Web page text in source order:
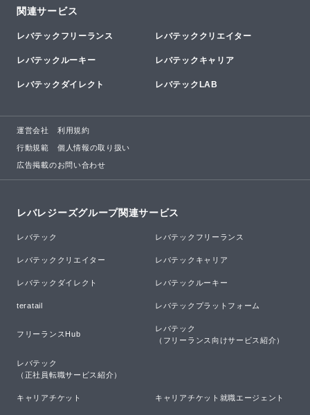
関連サービス
レバテックフリーランス レバテッククリエイター
レバテックルーキー レバテックキャリア
レバテックダイレクト レバテックLAB
運営会社 利用規約
行動規範 個人情報の取り扱い
広告掲載のお問い合わせ
レバレジーズグループ関連サービス
レバテック レバテックフリーランス
レバテッククリエイター レバテックキャリア
レバテックダイレクト レバテックルーキー
teratail レバテックプラットフォーム
フリーランスHub
レバテック
（フリーランス向けサービス紹介）
レバテック
（正社員転職サービス紹介）
キャリアチケット キャリアチケット就職エージェント